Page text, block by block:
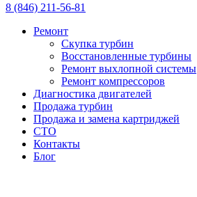
8 (846) 211-56-81
Ремонт
Скупка турбин
Восстановленные турбины
Ремонт выхлопной системы
Ремонт компрессоров
Диагностика двигателей
Продажа турбин
Продажа и замена картриджей
СТО
Контакты
Блог